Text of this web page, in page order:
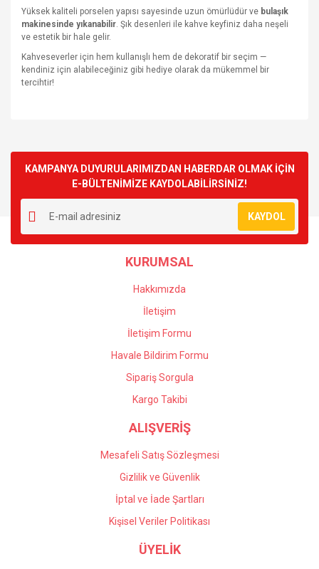
Yüksek kaliteli porselen yapısı sayesinde uzun ömürlüdür ve bulaşık
makinesinde yıkanabilir. Şık desenleri ile kahve keyfiniz daha neşeli
ve estetik bir hale gelir.
Kahveseverler için hem kullanışlı hem de dekoratif bir seçim —
kendiniz için alabileceğiniz gibi hediye olarak da mükemmel bir
tercihtir!
Yorum Yaz
kullanarak tarafımıza iletebilirsiniz.
Görüş ve önerileriniz için teşekkür ederiz.
Ürün resmi kalitesiz, bozuk veya görüntülenemiyor.
Ürün açıklamasında eksik bilgiler bulunuyor.
Ürün bilgilerinde hatalar bulunuyor.
Ürün fiyatı diğer sitelerden daha pahalı.
Gönder
KAMPANYA DUYURULARIMIZDAN HABERDAR OLMAK İÇİN
E-BÜLTENİMİZE KAYDOLABİLİRSİNİZ!
KAYDOL
KURUMSAL
Hakkımızda
İletişim
İletişim Formu
Havale Bildirim Formu
Sipariş Sorgula
Kargo Takibi
ALIŞVERİŞ
Mesafeli Satış Sözleşmesi
Gizlilik ve Güvenlik
İptal ve İade Şartları
Kişisel Veriler Politikası
ÜYELİK